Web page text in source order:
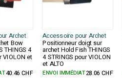
Archet Accessoire pour Archet
Bow
THINGS 4
VIOLON et
Positionneur doigt sur
archet Hold Fish THINGS
4 STRINGS pour VIOLON
et ALTO
40.46 CHF ENVOI IMMÉDIAT28.06 CHF